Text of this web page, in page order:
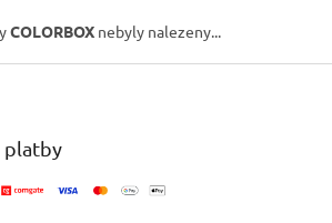
COLORBOX nebyly nalezeny...
platby